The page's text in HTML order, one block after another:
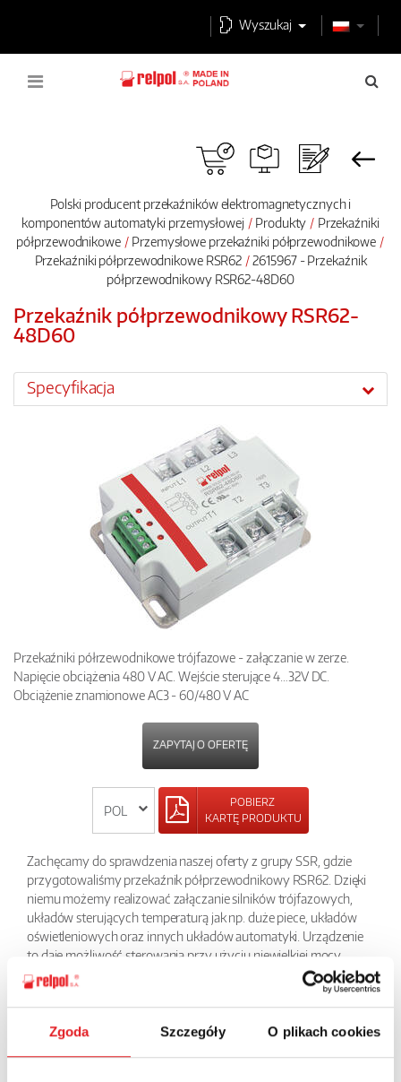
Zgoda Szczegóły O plikach cookies
Wyszukaj
Polski producent przekaźników elektromagnetycznych i
komponentów automatyki przemysłowej
Produkty
Przekaźniki
półprzewodnikowe
Przemysłowe przekaźniki półprzewodnikowe
Przekaźniki półprzewodnikowe RSR62
2615967 - Przekaźnik
półprzewodnikowy RSR62-48D60
Przekaźnik półprzewodnikowy RSR62-
48D60
Specyfikacja
Przekaźniki półrzewodnikowe trójfazowe - załączanie w zerze.
Napięcie obciążenia 480 V AC. Wejście sterujące 4…32V DC.
Obciążenie znamionowe AC3 - 60/480 V AC
ZAPYTAJ O OFERTĘ
POBIERZ
KARTĘ PRODUKTU
Zachęcamy do sprawdzenia naszej oferty z grupy SSR, gdzie
przygotowaliśmy przekaźnik półprzewodnikowy RSR62. Dzięki
niemu możemy realizować załączanie silników trójfazowych,
układów sterujących temperaturą jak np. duże piece, układów
oświetleniowych oraz innych układów automatyki. Urządzenie
to daje możliwość sterowania przy użyciu niewielkiej mocy,
możemy nim załączać obciążenie zmienne w zakresie napięć od
24V do 660V AC przy obciążeniach rzędu 25 do 80 A. Przekaxnik
ten ma też bardzo szeroki zakres napięcia sterującego - dla AC
90-280V oraz dla DC 4-32V.